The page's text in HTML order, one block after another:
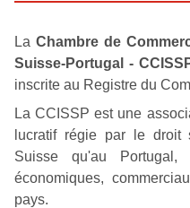
La Chambre de
Suisse-Portugal -
inscrite au Registre du
La CCISSP est une
lucratif régie par le droit
Suisse qu'au
économiques,
pays.